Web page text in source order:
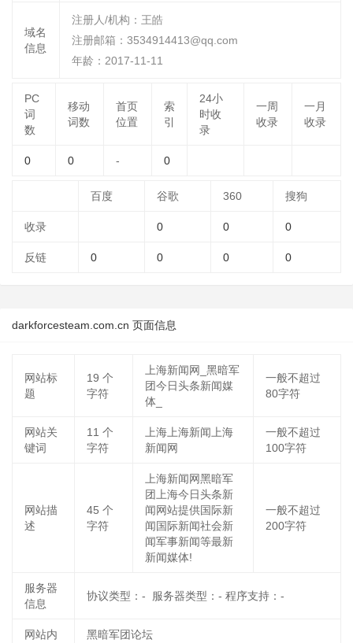
域名
信息
注册人/机构：王皓
注册邮箱：3534914413@qq.com
年龄：2017-11-11
PC
词
数
移动
词数
首页
位置
索
引
24小
时收
录
一周
收录
一月
收录
0 0 - 0
百度 谷歌 360 搜狗
收录 0 0 0
反链 0 0 0 0
darkforcesteam.com.cn 页面信息
网站标
题
19 个
字符
上海新闻网_黑暗军
团今日头条新闻媒
体_
一般不超过
80字符
网站关
键词
11 个
字符
上海上海新闻上海
新闻网
一般不超过
100字符
网站描
述
45 个
字符
上海新闻网黑暗军
团上海今日头条新
闻网站提供国际新
闻国际新闻社会新
闻军事新闻等最新
新闻媒体!
一般不超过
200字符
服务器
信息
协议类型：- 服务器类型：- 程序支持：-
网站内
黑暗军团论坛